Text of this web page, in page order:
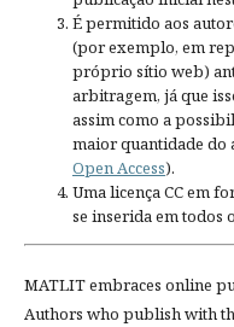
É permitido aos
(por exemplo, em
próprio sítio web)
arbitragem, já que
assim como a
maior quantidade
Open Access).
Uma licença CC em
se inserida em todos
MATLIT embraces online
Authors who publish with